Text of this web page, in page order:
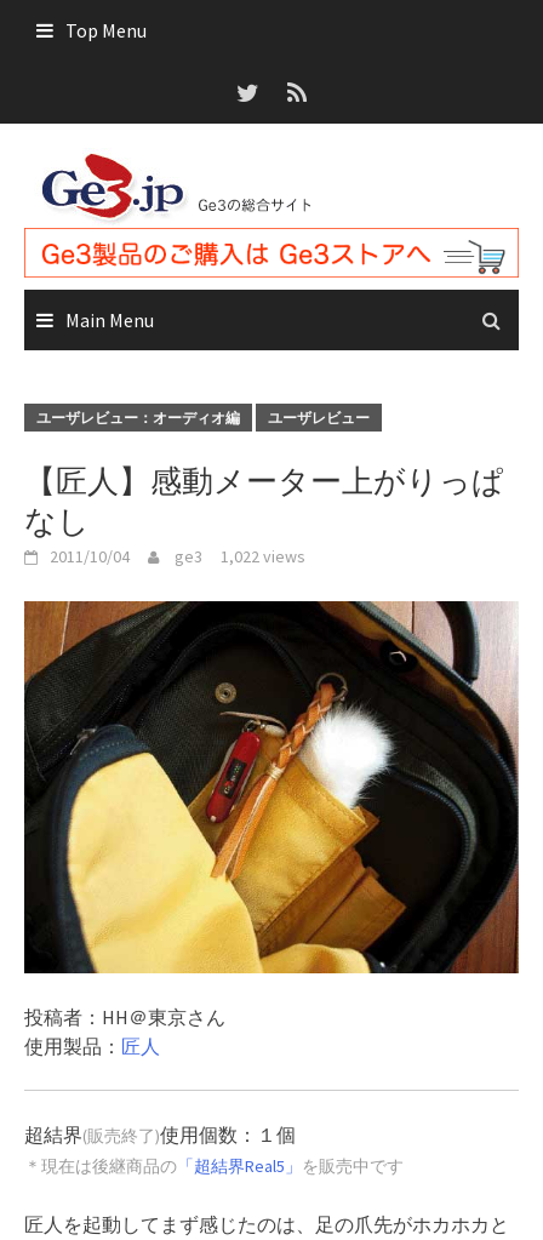
Top Menu
Main Menu
ユーザレビュー：オーディオ編 ユーザレビュー
【匠人】感動メーター上がりっぱ
なし
2011/10/04 ge3 1,022 views
投稿者：HH＠東京さん
使用製品： 匠人
超結界(販売終了)使用個数：１個
＊現在は後継商品の 「超結界Real5」 を販売中です
匠人を起動してまず感じたのは、足の爪先がホカホカと